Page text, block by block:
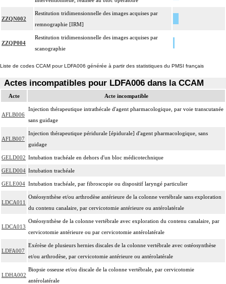
ZZQN002
Restitution tridimensionnelle des images acquises par
remnographie [IRM]
ZZQP004
Restitution tridimensionnelle des images acquises par
scanographie
Liste de codes CCAM pour LDFA006 générée à partir des statistiques du PMSI français
Actes incompatibles pour LDFA006 dans la CCAM
Acte Acte incompatible
AFLB006
Injection thérapeutique intrathécale d'agent pharmacologique, par voie transcutanée
sans guidage
AFLB007
Injection thérapeutique péridurale [épidurale] d'agent pharmacologique, sans
guidage
GELD002 Intubation trachéale en dehors d'un bloc médicotechnique
GELD004 Intubation trachéale
GELE004 Intubation trachéale, par fibroscopie ou dispositif laryngé particulier
LDCA011
Ostéosynthèse et/ou arthrodèse antérieure de la colonne vertébrale sans exploration
du contenu canalaire, par cervicotomie antérieure ou antérolatérale
LDCA013
Ostéosynthèse de la colonne vertébrale avec exploration du contenu canalaire, par
cervicotomie antérieure ou par cervicotomie antérolatérale
LDFA007
Exérèse de plusieurs hernies discales de la colonne vertébrale avec ostéosynthèse
et/ou arthrodèse, par cervicotomie antérieure ou antérolatérale
LDHA002
Biopsie osseuse et/ou discale de la colonne vertébrale, par cervicotomie
antérolatérale